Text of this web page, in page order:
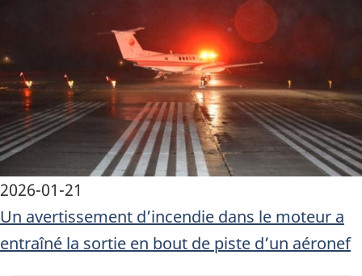
2026-01-21
Un avertissement d’incendie dans le moteur a
entraîné la sortie en bout de piste d’un aéronef